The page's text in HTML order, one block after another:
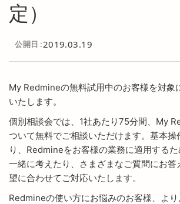
定）
公開日 2019.03.19
My Redmineの無料試用中のお客様を対象
いたします。
個別相談会では、1社あたり75分間、My
ついて無料でご相談いただけます。基本操
り、Redmineをお客様の業務に適用する
一緒に考えたり、さまざまなご質問にお答
望に合わせてご対応いたします。
Redmineの使い方にお悩みのお客様、より